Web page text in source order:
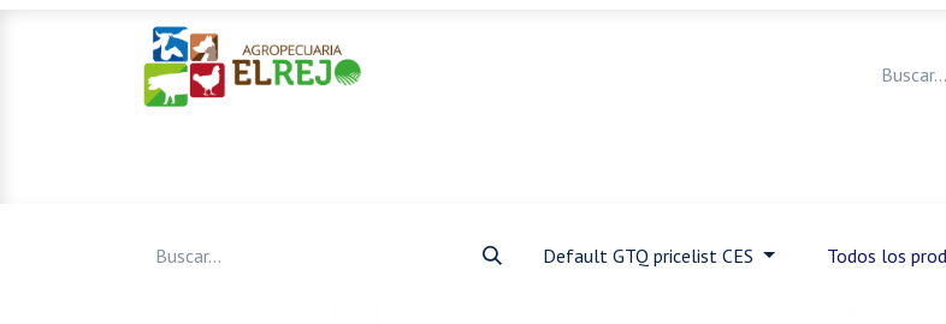
Default GTQ pricelist CES Todos los